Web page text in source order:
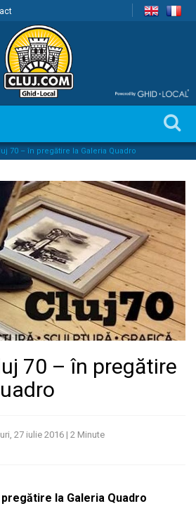
70 – în pregătire la Galeria Quadro
70 – în pregătire
27 iulie 2016 | 2 Minute
la Galeria Quadro